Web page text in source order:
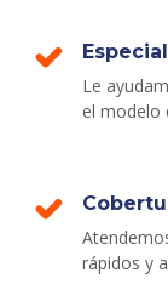
Le
el modelo
rápidos y